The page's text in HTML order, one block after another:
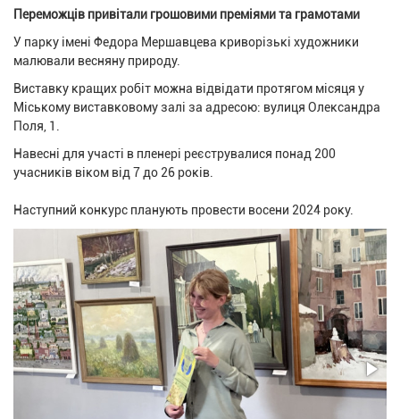
Переможців привітали грошовими преміями та грамотами
У парку імені Федора Мершавцева криворізькі художники
малювали весняну природу.
Виставку кращих робіт можна відвідати протягом місяця у
Міському виставковому залі за адресою: вулиця Олександра
Поля, 1.
Навесні для участі в пленері реєструвалися понад 200
учасників віком від 7 до 26 років.
Наступний конкурс планують провести восени 2024 року.